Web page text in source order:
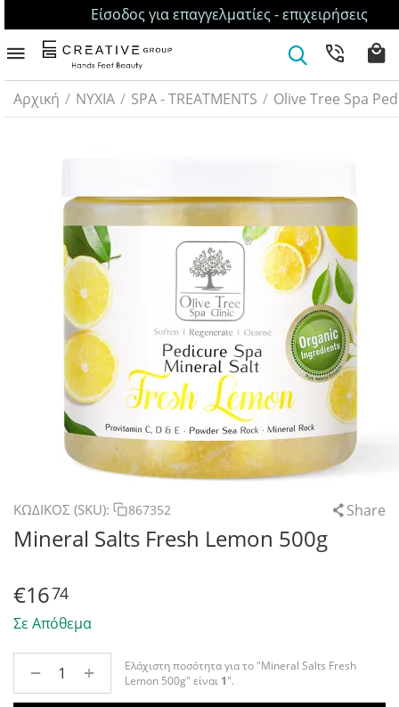
Είσοδος για επαγγελματίες - επιχειρήσεις
Αρχική / ΝΥΧΙΑ / SPA - TREATMENTS / Olive Tree Spa
ΚΩΔΙΚΟΣ (SKU): 867352 Share
Mineral Salts Fresh Lemon 500g
€1674
Σε Απόθεμα
+
−
Ελάχιστη ποσότητα για το "Mineral Salts Fresh
Lemon 500g" είναι 1".